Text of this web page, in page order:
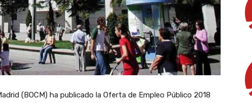
(BOCM) ha publicado la Oferta de Empleo Público 2018